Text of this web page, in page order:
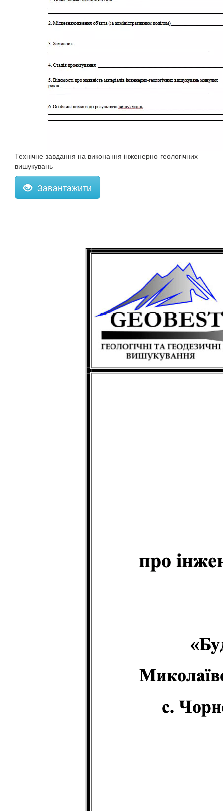
Технічне завдання на виконання інженерно-геологічних
вишукувань
Завантажити